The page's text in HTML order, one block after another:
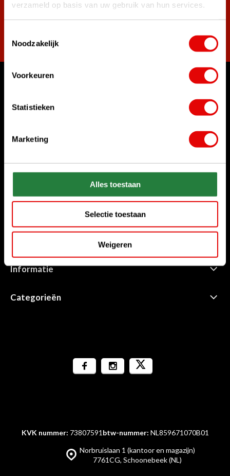
verzameld op basis van uw gebruik van hun services.
Noodzakelijk
Voorkeuren
Statistieken
Marketing
Alles toestaan
Selectie toestaan
Weigeren
Start chat
Stuur ons een e-mail
sales@golfdriver.nl
Informatie
Categorieën
Norbruislaan 1 (kantoor en magazijn)
7761CG, Schoonebeek (NL)
KVK nummer: 73807591 btw-nummer: NL859671070B01